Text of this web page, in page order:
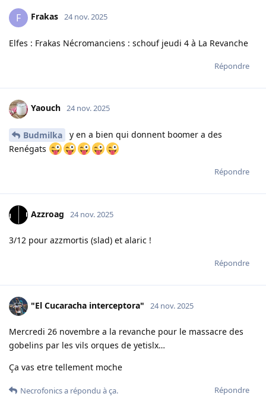
F Frakas 24 nov. 2025
Elfes : Frakas Nécromanciens : schouf jeudi 4 à La Revanche
Répondre
Yaouch 24 nov. 2025
Budmilka
y en a bien qui donnent boomer a des
Renégats
Répondre
Azzroag 24 nov. 2025
3/12 pour azzmortis (slad) et alaric !
Répondre
"El Cucaracha interceptora" 24 nov. 2025
Mercredi 26 novembre a la revanche pour le massacre des
gobelins par les vils orques de yetislx…
Ça vas etre tellement moche
Répondre
Necrofonicsa répondu à ça.